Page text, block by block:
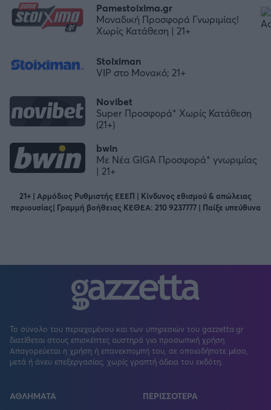
bwin
Με Νέα GIGA Προσφορά* γνωριμίας
| 21+
Stoiximan
VIP στο Μονακό; 21+
Novibet
Super Προσφορά* Χωρίς Κατάθεση
(21+)
Pamestoixima.gr
Μοναδική Προσφορά Γνωριμίας!
Χωρίς Κατάθεση | 21+
21+ | Αρμόδιος Ρυθμιστής ΕΕΕΠ | Κίνδυνος εθισμού & απώλειας
περιουσίας| Γραμμή βοήθειας ΚΕΘΕΑ: 210 9237777 | Παίξε υπεύθυνα
Το σύνολο του περιεχομένου και των υπηρεσιών του gazzetta.gr
διατίθεται στους επισκέπτες αυστηρά για προσωπική χρήση.
Απαγορεύεται η χρήση ή επανεκπομπή του, σε οποιοδήποτε μέσο,
μετά ή άνευ επεξεργασίας, χωρίς γραπτή άδεια του εκδότη.
ΑΘΛΗΜΑΤΑ ΠΕΡΙΣΣΟΤΕΡΑ